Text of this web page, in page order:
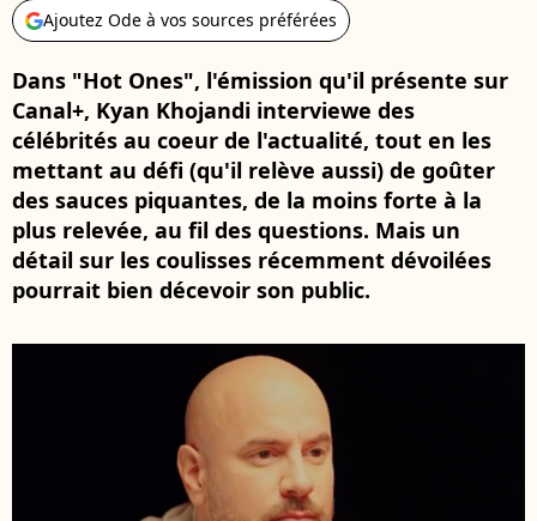
Ajoutez Ode à vos sources préférées
Dans "Hot Ones", l'émission qu'il présente sur
Canal+, Kyan Khojandi interviewe des
célébrités au coeur de l'actualité, tout en les
mettant au défi (qu'il relève aussi) de goûter
des sauces piquantes, de la moins forte à la
plus relevée, au fil des questions. Mais un
détail sur les coulisses récemment dévoilées
pourrait bien décevoir son public.